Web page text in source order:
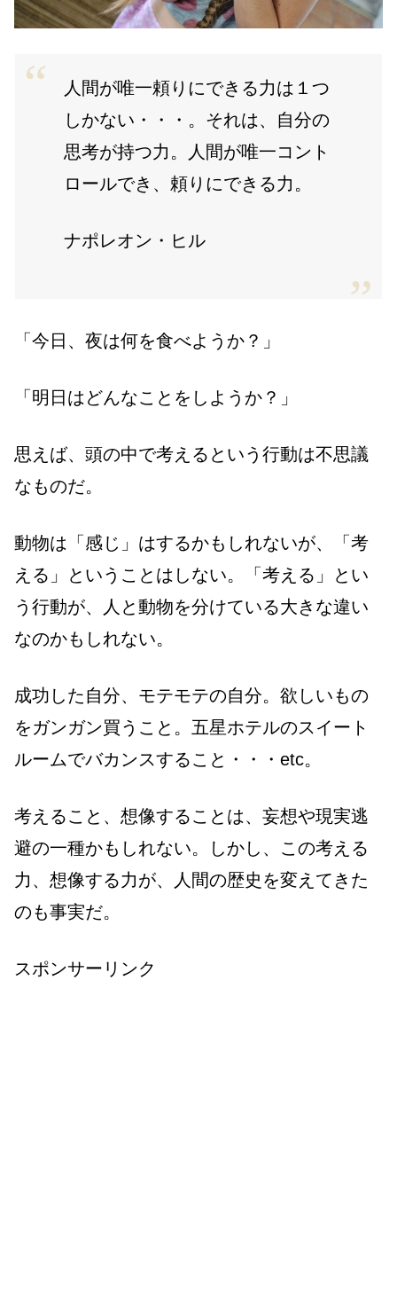
人間が唯一頼りにできる力は１つ
しかない・・・。それは、自分の
思考が持つ力。人間が唯一コント
ロールでき、頼りにできる力。
ナポレオン・ヒル
「今日、夜は何を食べようか？」
「明日はどんなことをしようか？」
思えば、頭の中で考えるという行動は不思議
なものだ。
動物は「感じ」はするかもしれないが、「考
える」ということはしない。「考える」とい
う行動が、人と動物を分けている大きな違い
なのかもしれない。
成功した自分、モテモテの自分。欲しいもの
をガンガン買うこと。五星ホテルのスイート
ルームでバカンスすること・・・etc。
考えること、想像することは、妄想や現実逃
避の一種かもしれない。しかし、この考える
力、想像する力が、人間の歴史を変えてきた
のも事実だ。
スポンサーリンク